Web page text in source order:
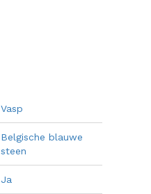
Vasp
Belgische blauwe
steen
Ja